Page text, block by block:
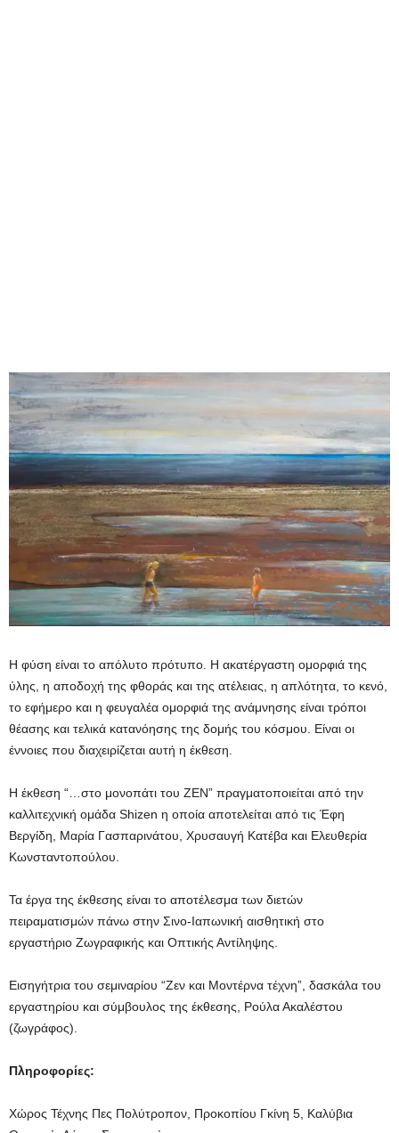
Η φύση είναι το απόλυτο πρότυπο. Η ακατέργαστη ομορφιά της
ύλης, η αποδοχή της φθοράς και της ατέλειας, η απλότητα, το κενό,
το εφήμερο και η φευγαλέα ομορφιά της ανάμνησης είναι τρόποι
θέασης και τελικά κατανόησης της δομής του κόσμου. Είναι οι
έννοιες που διαχειρίζεται αυτή η έκθεση.
Η έκθεση “…στο μονοπάτι του ΖΕΝ” πραγματοποιείται από την
καλλιτεχνική ομάδα Shizen η οποία αποτελείται από τις Έφη
Βεργίδη, Μαρία Γασπαρινάτου, Χρυσαυγή Κατέβα και Ελευθερία
Κωνσταντοπούλου.
Τα έργα της έκθεσης είναι το αποτέλεσμα των διετών
πειραματισμών πάνω στην Σινο-Ιαπωνική αισθητική στο
εργαστήριο Ζωγραφικής και Οπτικής Αντίληψης.
Εισηγήτρια του σεμιναρίου “Ζεν και Μοντέρνα τέχνη”, δασκάλα του
εργαστηρίου και σύμβουλος της έκθεσης, Ρούλα Ακαλέστου
(ζωγράφος).
Πληροφορίες:
Χώρος Τέχνης Πες Πολύτροπον, Προκοπίου Γκίνη 5, Καλύβια